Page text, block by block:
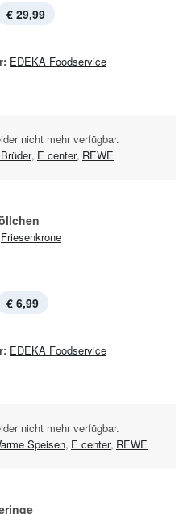
€ 29,99
EDEKA Foodservice
nicht mehr verfügbar.
, E center, REWE
Friesenkrone
€ 6,99
EDEKA Foodservice
nicht mehr verfügbar.
Speisen, E center, REWE